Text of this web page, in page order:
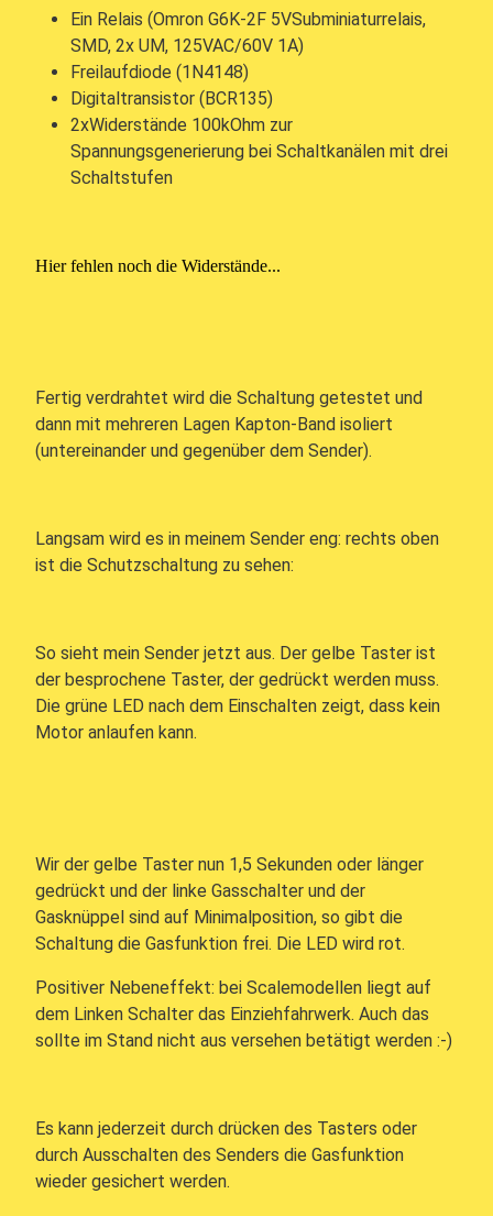
Ein Relais (Omron G6K-2F 5VSubminiaturrelais,
SMD, 2x UM, 125VAC/60V 1A)
Freilaufdiode (1N4148)
Digitaltransistor (BCR135)
2xWiderstände 100kOhm zur
Spannungsgenerierung bei Schaltkanälen mit drei
Schaltstufen
Hier fehlen noch die Widerstände...
Fertig verdrahtet wird die Schaltung getestet und
dann mit mehreren Lagen Kapton-Band isoliert
(untereinander und gegenüber dem Sender).
Langsam wird es in meinem Sender eng: rechts oben
ist die Schutzschaltung zu sehen:
So sieht mein Sender jetzt aus. Der gelbe Taster ist
der besprochene Taster, der gedrückt werden muss.
Die grüne LED nach dem Einschalten zeigt, dass kein
Motor anlaufen kann.
Wir der gelbe Taster nun 1,5 Sekunden oder länger
gedrückt und der linke Gasschalter und der
Gasknüppel sind auf Minimalposition, so gibt die
Schaltung die Gasfunktion frei. Die LED wird rot.
Positiver Nebeneffekt: bei Scalemodellen liegt auf
dem Linken Schalter das Einziehfahrwerk. Auch das
sollte im Stand nicht aus versehen betätigt werden :-)
Es kann jederzeit durch drücken des Tasters oder
durch Ausschalten des Senders die Gasfunktion
wieder gesichert werden.